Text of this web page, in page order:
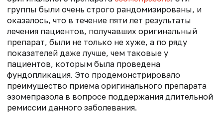
группы были очень строго рандомизированы, и
оказалось, что в течение пяти лет результаты
лечения пациентов, получавших оригинальный
препарат, были не только не хуже, а по ряду
показателей даже лучше, чем таковые у
пациентов, которым была проведена
фундопликация. Это продемонстрировало
преимущество приема оригинального препарата
эзомепразола в вопросе поддержания длительной
ремиссии данного заболевания.